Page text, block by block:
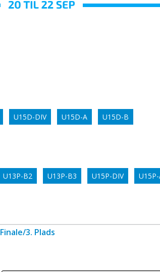
U15D-DIV U15D-A U15D-B
U13P-B2 U13P-B3 U15P-DIV
Finale/3. Plads